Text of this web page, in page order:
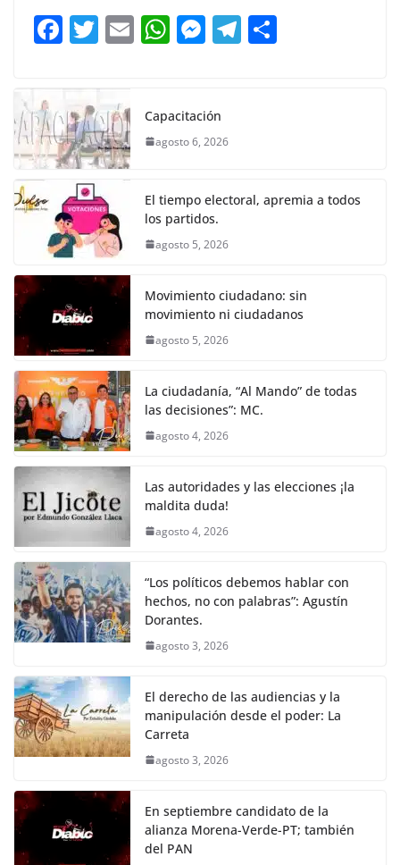
b
o
k
A
p
n
g
a
m
F
c
e
b
o
o
k
T
itt
er
E W
s
A
p
M
e
n
er
T
Capacitación
agosto 6, 2026
El tiempo electoral, apremia a todos
los partidos.
agosto 5, 2026
Movimiento ciudadano: sin
movimiento ni ciudadanos
agosto 5, 2026
La ciudadanía, “Al Mando” de todas
las decisiones”: MC.
agosto 4, 2026
Las autoridades y las elecciones ¡la
maldita duda!
agosto 4, 2026
“Los políticos debemos hablar con
hechos, no con palabras”: Agustín
Dorantes.
agosto 3, 2026
El derecho de las audiencias y la
manipulación desde el poder: La
Carreta
agosto 3, 2026
En septiembre candidato de la
alianza Morena-Verde-PT; también
del PAN